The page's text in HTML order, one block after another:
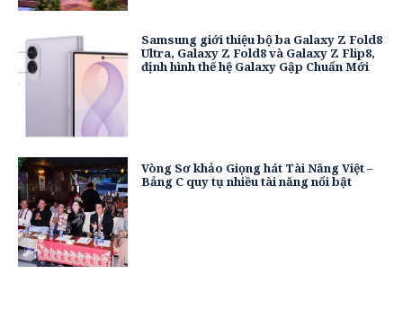
Samsung giới thiệu bộ ba Galaxy Z Fold8
Ultra, Galaxy Z Fold8 và Galaxy Z Flip8,
định hình thế hệ Galaxy Gập Chuẩn Mới
Vòng Sơ khảo Giọng hát Tài Năng Việt –
Bảng C quy tụ nhiều tài năng nổi bật